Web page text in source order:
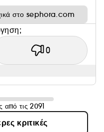
στο sephora.com
0
από τις 2091
κριτικές